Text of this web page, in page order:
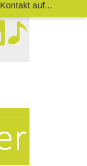
Kontakt auf...